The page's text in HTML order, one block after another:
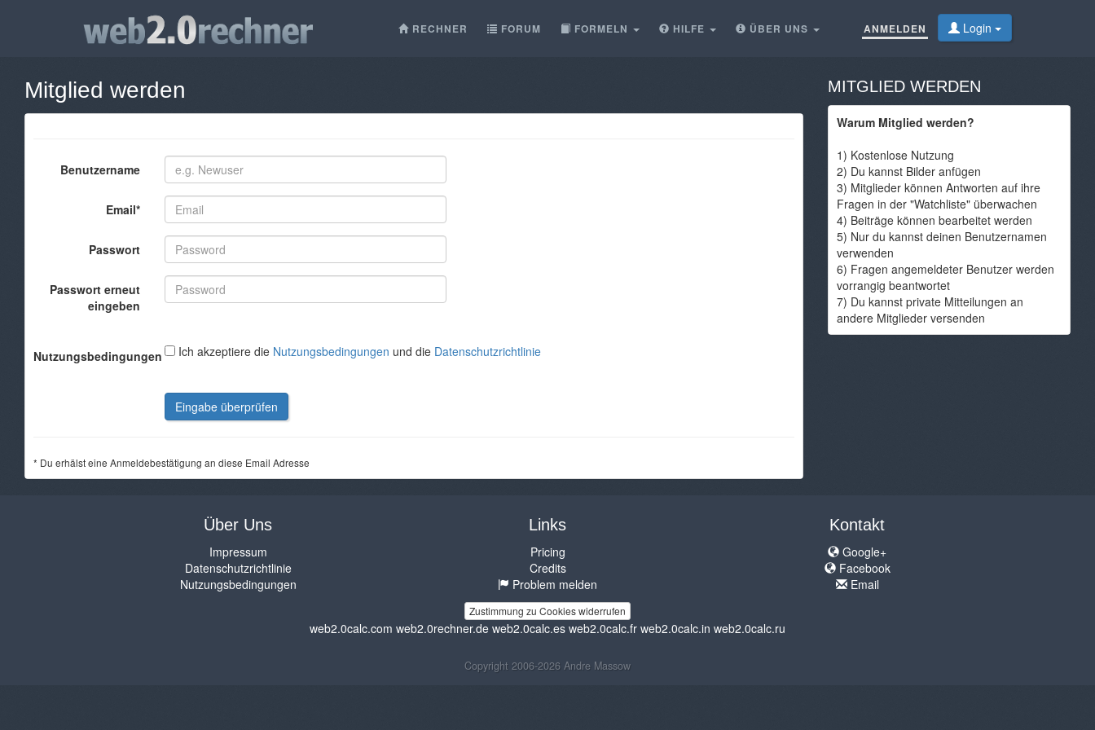
ANMELDEN Login
RECHNER FORUM FORMELN HILFE ÜBER UNS
Mitglied werden
Benutzername
Email*
Passwort
Passwort erneut
eingeben
Nutzungsbedingungen Ich akzeptiere die Nutzungsbedingungen und die Datenschutzrichtlinie
Eingabe überprüfen
* Du erhälst eine Anmeldebestätigung an diese Email Adresse
MITGLIED WERDEN
Warum Mitglied werden?
1) Kostenlose Nutzung
2) Du kannst Bilder anfügen
3) Mitglieder können Antworten auf ihre
Fragen in der "Watchliste" überwachen
4) Beiträge können bearbeitet werden
5) Nur du kannst deinen Benutzernamen
verwenden
6) Fragen angemeldeter Benutzer werden
vorrangig beantwortet
7) Du kannst private Mitteilungen an
andere Mitglieder versenden
Über Uns
Impressum
Datenschutzrichtlinie
Nutzungsbedingungen
Links
Pricing
Credits
Problem melden
Kontakt
Google+
Facebook
Email
Zustimmung zu Cookies widerrufen
web2.0calc.com web2.0rechner.de web2.0calc.es web2.0calc.fr web2.0calc.in web2.0calc.ru
Copyright 2006-2026 Andre Massow